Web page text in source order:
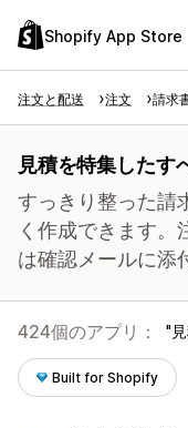
Shopify App Store
注文と配送 注文 請求
見積を特集したす
すっきり整った請
く作成できます。
は確認メールに添
424個のアプリ：
Built for Shopify